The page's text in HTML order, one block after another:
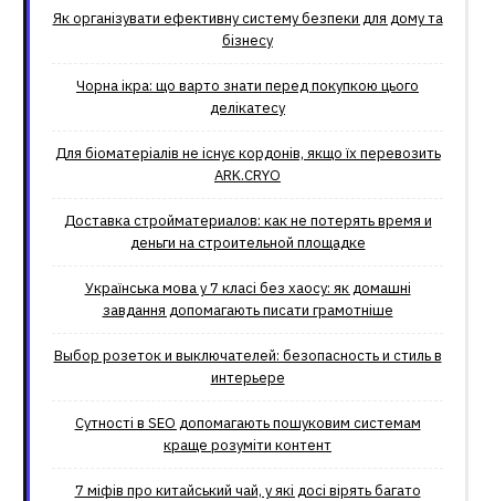
Як організувати ефективну систему безпеки для дому та
бізнесу
Чорна ікра: що варто знати перед покупкою цього
делікатесу
Для біоматеріалів не існує кордонів, якщо їх перевозить
ARK.CRYO
Доставка стройматериалов: как не потерять время и
деньги на строительной площадке
Українська мова у 7 класі без хаосу: як домашні
завдання допомагають писати грамотніше
Выбор розеток и выключателей: безопасность и стиль в
интерьере
Сутності в SEO допомагають пошуковим системам
краще розуміти контент
7 міфів про китайський чай, у які досі вірять багато